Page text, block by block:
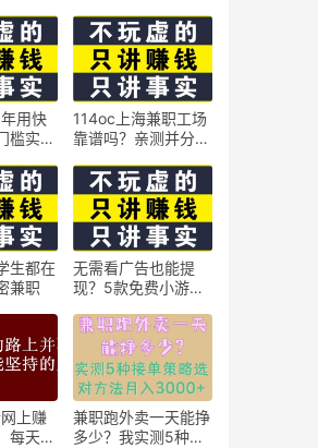
用快
槛实现
114oc上海兼职工场
靠谱吗？亲测并分享
生都在
兼职
无需看广告也能提
现？5款免费小游戏
上赚
每天免
兼职跑外卖一天能挣
多少？我实测5种接